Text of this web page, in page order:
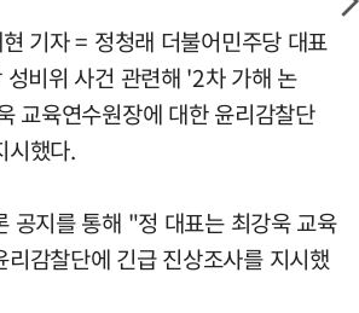
기자 = 정청래 더불어민주당 대표
비위 사건 관련해 '2차 가해 논
교육연수원장에 대한 윤리감찰단
시했다.
공지를 통해 "정 대표는 최강욱 교육
리감찰단에 긴급 진상조사를 지시했